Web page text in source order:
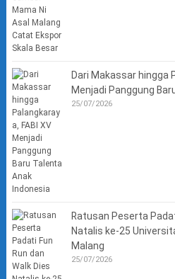
Dari Makassar hingga
Menjadi Panggung
25/07/2026
Ratusan Peserta
Natalis ke-25
Malang
25/07/2026